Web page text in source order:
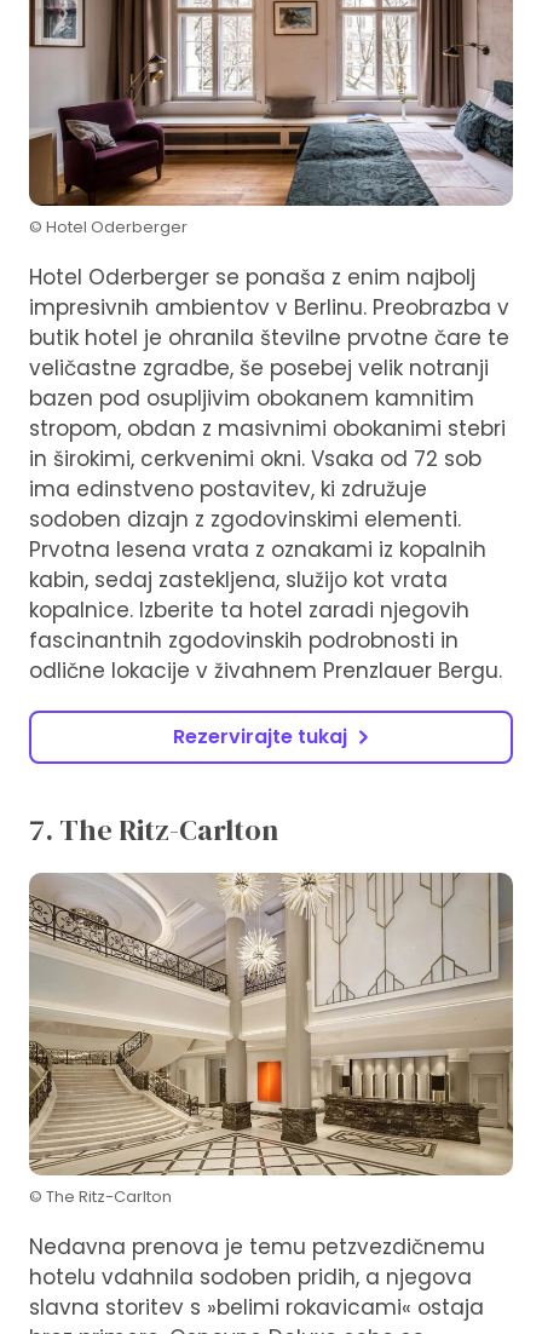
© Hotel Oderberger
Hotel Oderberger se ponaša z enim najbolj
impresivnih ambientov v Berlinu. Preobrazba v
butik hotel je ohranila številne prvotne čare te
veličastne zgradbe, še posebej velik notranji
bazen pod osupljivim obokanem kamnitim
stropom, obdan z masivnimi obokanimi stebri
in širokimi, cerkvenimi okni. Vsaka od 72 sob
ima edinstveno postavitev, ki združuje
sodoben dizajn z zgodovinskimi elementi.
Prvotna lesena vrata z oznakami iz kopalnih
kabin, sedaj zastekljena, služijo kot vrata
kopalnice. Izberite ta hotel zaradi njegovih
fascinantnih zgodovinskih podrobnosti in
odlične lokacije v živahnem Prenzlauer Bergu.
Rezervirajte tukaj
7. The Ritz-Carlton
© The Ritz-Carlton
Nedavna prenova je temu petzvezdičnemu
hotelu vdahnila sodoben pridih, a njegova
slavna storitev s »belimi rokavicami« ostaja